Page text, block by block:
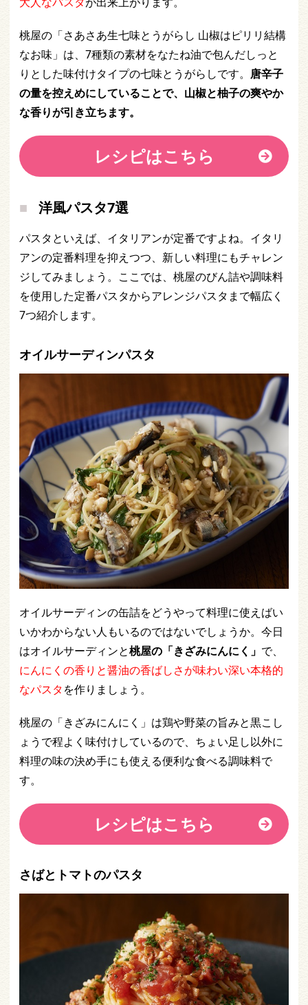
桃屋の「さあさあ生七味とうがらし 山椒はピリリ結構
なお味」は、7種類の素材をなたね油で包んだしっと
りとした味付けタイプの七味とうがらしです。 唐辛子
の量を控えめにしていることで、山椒と柚子の爽やか
な香りが引き立ちます。
レシピはこちら
洋風パスタ7選
パスタといえば、イタリアンが定番ですよね。イタリ
アンの定番料理を抑えつつ、新しい料理にもチャレン
ジしてみましょう。ここでは、桃屋のびん詰や調味料
を使用した定番パスタからアレンジパスタまで幅広く
7つ紹介します。
オイルサーディンパスタ
オイルサーディンの缶詰をどうやって料理に使えばい
いかわからない人もいるのではないでしょうか。今日
はオイルサーディンと桃屋の「きざみにんにく」 で、
にんにくの香りと醤油の香ばしさが味わい深い本格的
なパスタを作りましょう。
桃屋の「きざみにんにく」は鶏や野菜の旨みと黒こし
ょうで程よく味付けしているので、ちょい足し以外に
料理の味の決め手にも使える便利な食べる調味料で
す。
レシピはこちら
さばとトマトのパスタ